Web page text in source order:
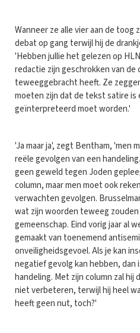
Wanneer ze alle vier aan de
debat op gang terwijl hij de
'Hebben jullie het gelezen op
redactie zijn geschrokken van de
teweeggebracht heeft. Ze
moeten zijn dat de tekst satire
geïnterpreteerd moet worden.'
'Ja maar ja', zegt Bentham, 'men
reële gevolgen van een
geen geweld tegen Joden
column, maar men moet ook
verwachten gevolgen.
wat zijn woorden teweeg
gemeenschap. Eind vorig jaar al
gemaakt van toenemend
onveiligheidsgevoel. Als je kan
negatief gevolg kan hebben,
handeling. Met zijn column zal hij
niet verbeteren, terwijl hij heel
heeft geen nut, toch?'